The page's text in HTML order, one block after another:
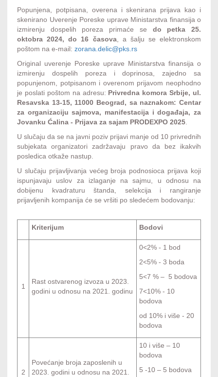
Popunjena, potpisana, overena i skenirana prijava kao i
skenirano Uverenje Poreske uprave Ministarstva finansija o
izmirenju dospelih poreza primaće se do petka 25.
oktobra 2024, do 16 časova, a šalju se elektronskom
poštom na e-mail: zorana.delic@pks.rs
Original uverenje Poreske uprave Ministarstva finansija o
izmirenju dospelih poreza i doprinosa, zajedno sa
popunjenom, potpisanom i overenom prijavom neophodno
je poslati poštom na adresu: Privredna komora Srbije, ul.
Resavska 13-15, 11000 Beograd, sa naznakom: Centar
za organizaciju sajmova, manifestacija i događaja, za
Jovanku Ćalina - Prijava za sajam PRODEXPO 2025
U slučaju da se na javni poziv prijavi manje od 10 privrednih
subjekata organizatori zadržavaju pravo da bez ikakvih
posledica otkaže nastup.
U slučaju prijavljivanja većeg broja podnosioca prijava koji
ispunjavaju uslov za izlaganje na sajmu, u odnosu na
dobijenu kvadraturu štanda, selekcija i rangiranje
prijavljenih kompanija će se vršiti po sledećem bodovanju:
Kriterijum Bodovi
1
Rast ostvarenog izvoza u 2023.
godini u odnosu na 2021. godinu
0<2% - 1 bod
2<5% - 3 boda
5<7 % – 5 bodova
7<10% - 10
bodova
od 10% i više - 20
bodova
2
Povećanje broja zaposlenih u
2023. godini u odnosu na 2021.
10 i više – 10
bodova
5 -10 – 5 bodova